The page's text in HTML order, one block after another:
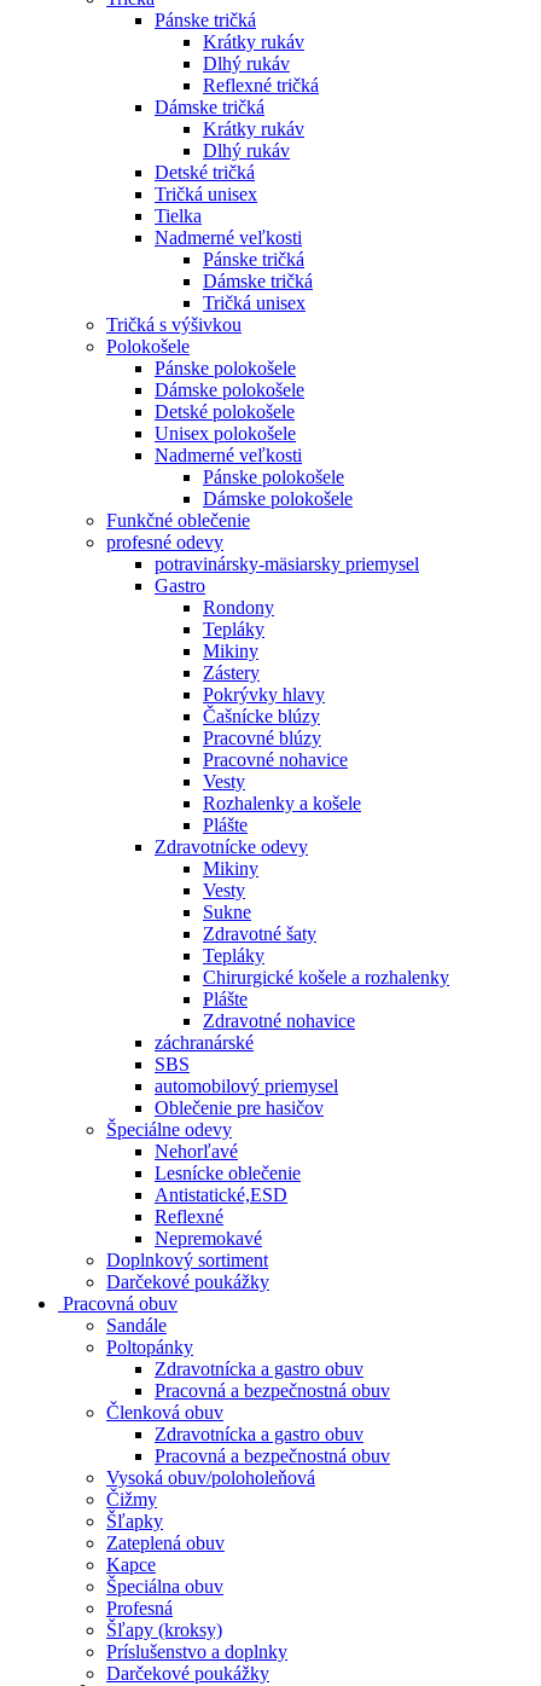
Pánske tričká
Krátky rukáv
Dlhý rukáv
Reflexné tričká
Dámske tričká
Krátky rukáv
Dlhý rukáv
Detské tričká
Tričká unisex
Tielka
Nadmerné veľkosti
Pánske tričká
Dámske tričká
Tričká unisex
Tričká s výšivkou
Polokošele
Pánske polokošele
Dámske polokošele
Detské polokošele
Unisex polokošele
Nadmerné veľkosti
Pánske polokošele
Dámske polokošele
Funkčné oblečenie
profesné odevy
potravinársky-mäsiarsky priemysel
Gastro
Rondony
Tepláky
Mikiny
Zástery
Pokrývky hlavy
Čašnícke blúzy
Pracovné blúzy
Pracovné nohavice
Vesty
Rozhalenky a košele
Plášte
Zdravotnícke odevy
Mikiny
Vesty
Sukne
Zdravotné šaty
Tepláky
Chirurgické košele a rozhalenky
Plášte
Zdravotné nohavice
záchranárské
SBS
automobilový priemysel
Oblečenie pre hasičov
Špeciálne odevy
Nehorľavé
Lesnícke oblečenie
Antistatické,ESD
Reflexné
Nepremokavé
Doplnkový sortiment
Darčekové poukážky
Pracovná obuv
Sandále
Poltopánky
Zdravotnícka a gastro obuv
Pracovná a bezpečnostná obuv
Členková obuv
Zdravotnícka a gastro obuv
Pracovná a bezpečnostná obuv
Vysoká obuv/poloholeňová
Čižmy
Šľapky
Zateplená obuv
Kapce
Špeciálna obuv
Profesná
Šľapy (kroksy)
Príslušenstvo a doplnky
Darčekové poukážky